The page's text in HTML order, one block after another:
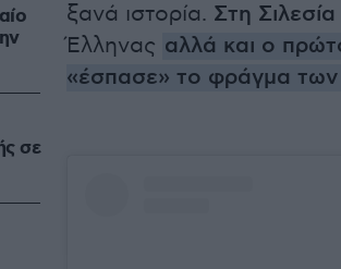
ξανά ιστορία. Στη
Έλληνας αλλά και ο
«έσπασε» το φράγμα
σε